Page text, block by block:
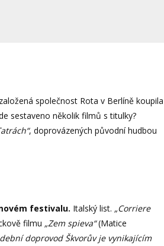
společnost Rota v Berlíně koupila
sestaveno několik filmů s titulky?
, doprovázených původní hudbou
festivalu. Italský list. „Corriere
filmu „Zem spieva“(Matice
doprovod Škvorův je vynikajícím